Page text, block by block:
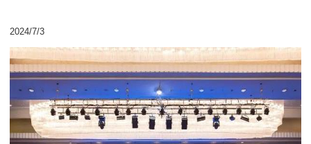
2024/7/3